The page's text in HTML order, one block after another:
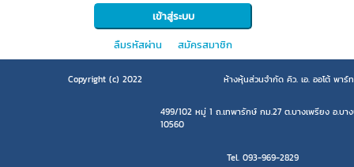
ลืมรหัสผ่าน สมัครสมาชิก
Copyright (c) 2022 ห้างหุ้นส่วนจำกัด คิว. เอ. ออโต้ พาร์ท
499/102 หมู่ 1 ถ.เทพารักษ์ กม.27 ต.บางเพรียง อ.บา
10560
Tel. 093-969-2829